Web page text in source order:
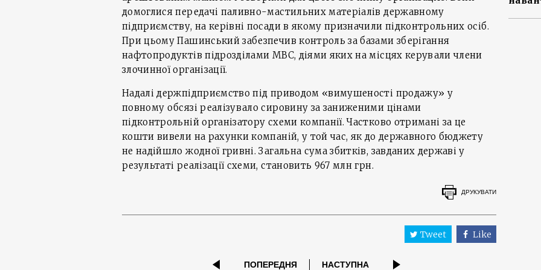
домоглися передачі паливно-мастильних матеріалів державному
підприємству, на керівні посади в якому призначили підконтрольних осіб.
При цьому Пашинський забезпечив контроль за базами зберігання
нафтопродуктів підрозділами МВС, діями яких на місцях керували члени
злочинної організації.
Надалі держпідприємство під приводом «вимушеності продажу» у
повному обсязі реалізувало сировину за заниженими цінами
підконтрольній організатору схеми компанії. Частково отримані за це
кошти вивели на рахунки компаній, у той час, як до державного бюджету
не надійшло жодної гривні. Загальна сума збитків, завданих державі у
результаті реалізації схеми, становить 967 млн грн.
ДРУКУВАТИ
Tweet Like
ПОПЕРЕДНЯ НАСТУПНА